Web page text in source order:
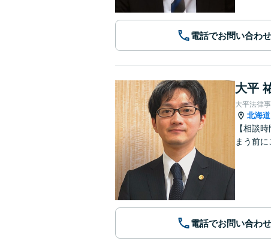
電話でお問い合わせ
大平
大平法律
北海道
【相談
まう前
電話でお問い合わせ